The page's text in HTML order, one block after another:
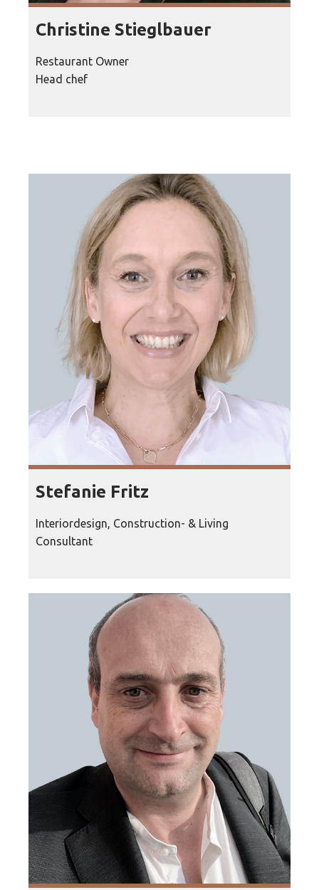
Christine Stieglbauer
Restaurant Owner
Head chef
Stefanie Fritz
Interiordesign, Construction- & Living
Consultant